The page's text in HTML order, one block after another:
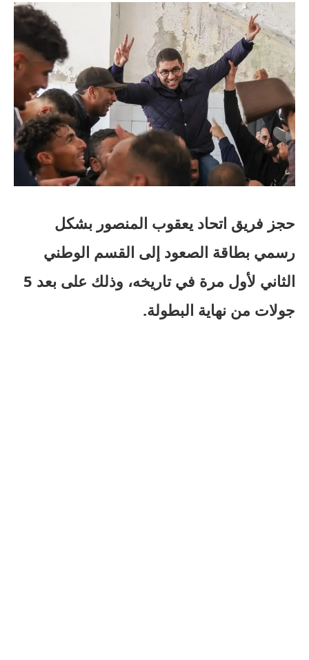
حجز فريق اتحاد يعقوب المنصور بشكل
رسمي بطاقة الصعود إلى القسم الوطني
الثاني لأول مرة في تاريخه، وذلك على بعد 5
جولات من نهاية البطولة.